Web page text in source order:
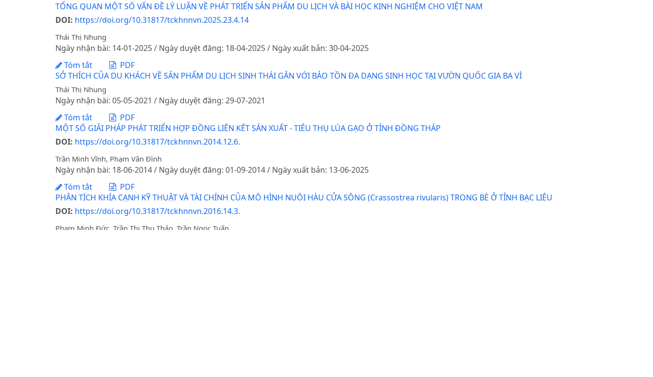
TỔNG QUAN MỘT SỐ VẤN ĐỀ LÝ LUẬN VỀ PHÁT TRIỂN SẢN PHẨM DU LỊCH VÀ BÀI HỌC KINH NGHIỆM CHO VIỆT NAM
DOI: https://doi.org/10.31817/tckhnnvn.2025.23.4.14
Thái Thị Nhung
Ngày nhận bài: 14-01-2025 / Ngày duyệt đăng: 18-04-2025 / Ngày xuất bản: 30-04-2025
Tóm tắt
PDF
SỞ THÍCH CỦA DU KHÁCH VỀ SẢN PHẨM DU LỊCH SINH THÁI GẮN VỚI BẢO TỒN ĐA DẠNG SINH HỌC TẠI VƯỜN QUỐC GIA BA VÌ
Thái Thị Nhung
Ngày nhận bài: 05-05-2021 / Ngày duyệt đăng: 29-07-2021
Tóm tắt
PDF
MỘT SỐ GIẢI PHÁP PHÁT TRIỂN HỢP ĐỒNG LIÊN KẾT SẢN XUẤT - TIÊU THỤ LÚA GẠO Ở TỈNH ĐỒNG THÁP
DOI: https://doi.org/10.31817/tckhnnvn.2014.12.6.
Trần Minh Vĩnh, Phạm Vân Đình
Ngày nhận bài: 18-06-2014 / Ngày duyệt đăng: 01-09-2014 / Ngày xuất bản: 13-06-2025
Tóm tắt
PDF
PHÂN TÍCH KHÍA CẠNH KỸ THUẬT VÀ TÀI CHÍNH CỦA MÔ HÌNH NUÔI HÀU CỬA SÔNG (Crassostrea rivularis) TRONG BÈ Ở TỈNH BẠC LIÊU
DOI: https://doi.org/10.31817/tckhnnvn.2016.14.3.
Phạm Minh Đức, Trần Thị Thu Thảo, Trần Ngọc Tuấn